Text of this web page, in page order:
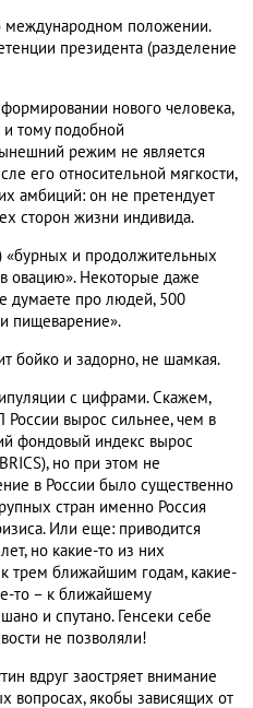
международном положении.
президента (разделение
нового человека,
тому подобной
режим не является
его относительной мягкости,
амбиций: он не претендует
сторон жизни индивида.
«бурных и продолжительных
овацию». Некоторые даже
думаете про людей, 500
пищеварение».
бойко и задорно, не шамкая.
с цифрами. Скажем,
России вырос сильнее, чем в
фондовый индекс вырос
но при этом не
в России было существенно
стран именно Россия
Или еще: приводится
но какие-то из них
к трем ближайшим годам, какие-
то – к ближайшему
и спутано. Генсеки себе
не позволяли!
вдруг заостряет внимание
вопросах, якобы зависящих от